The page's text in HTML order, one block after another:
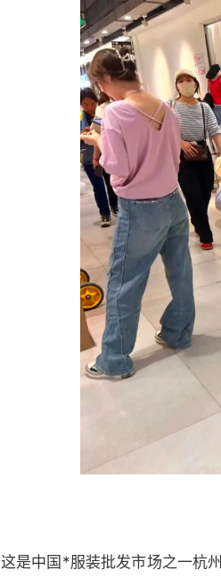
这是中国*服装批发市场之一杭